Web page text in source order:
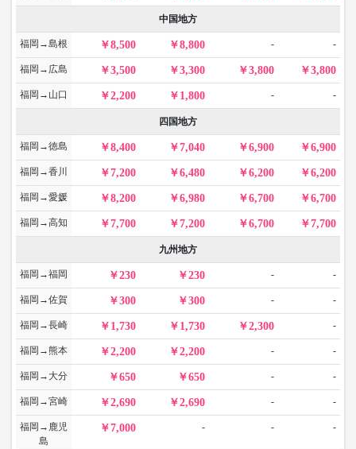
中国地方
福岡→島根 8,500 8,800 - -
福岡→広島 3,500 3,300 3,800 3,800
福岡→山口 2,200 1,800 - -
四国地方
福岡→徳島 8,400 7,040 6,900 6,900
福岡→香川 7,200 6,480 6,200 6,200
福岡→愛媛 8,200 6,980 6,700 6,700
福岡→高知 7,700 7,200 6,700 7,700
九州地方
福岡→福岡 230 230 - -
福岡→佐賀 300 300 - -
福岡→長崎 1,730 1,730 2,300 -
福岡→熊本 2,200 2,200 - -
福岡→大分 650 650 - -
福岡→宮崎 2,690 2,690 - -
福岡→鹿児
島
7,000 - - -